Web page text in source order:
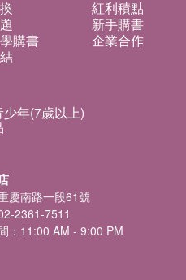
紅利積點
新手購書
購書
企業合作
少年(7歲以上)
慶南路一段61號
2361-7511
：11:00 AM - 9:00 PM